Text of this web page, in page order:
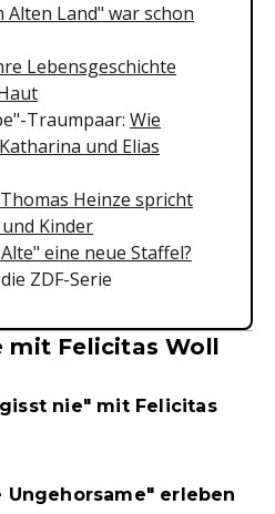
Alten Land" war schon
Lebensgeschichte
Traumpaar: Wie
und Elias
Heinze spricht
Kinder
eine neue Staffel?
ZDF-Serie
mit Felicitas Woll
nie" mit Felicitas
erleben